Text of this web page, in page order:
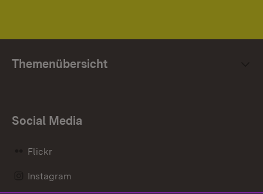
Themenübersicht
Social Media
Flickr
Instagram